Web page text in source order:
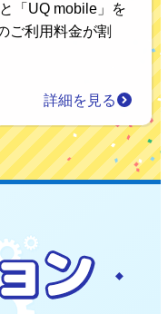
「UQ mobile」を
ご利用料金が割
詳細を見る